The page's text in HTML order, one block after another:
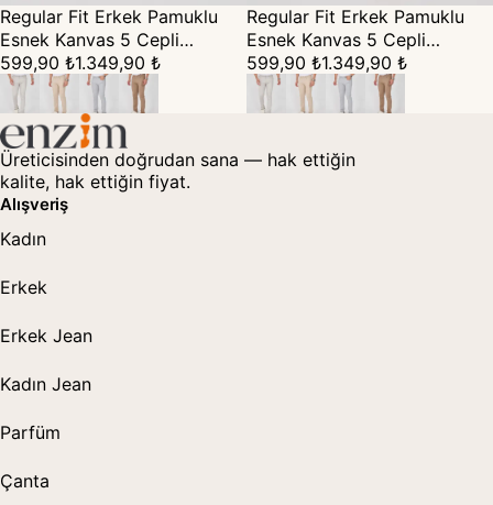
Regular Fit Erkek Pamuklu
Esnek Kanvas 5 Cepli
Pantolon - gri
599,90 ₺1.349,90 ₺
Regular Fit Erkek Pamuklu
Esnek Kanvas 5 Cepli
Pantolon - kahverengi
599,90 ₺1.349,90 ₺
Üreticisinden doğrudan sana — hak ettiğin
kalite, hak ettiğin fiyat.
Alışveriş
Kadın
Erkek
Erkek Jean
Kadın Jean
Parfüm
Çanta